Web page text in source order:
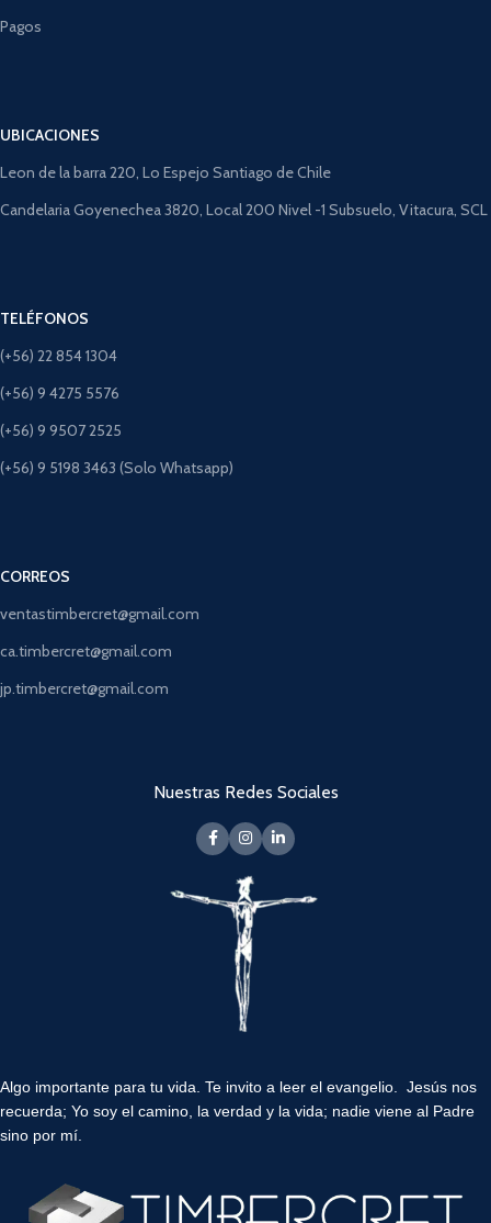
Pagos
UBICACIONES
Leon de la barra 220, Lo Espejo Santiago de Chile
Candelaria Goyenechea 3820, Local 200 Nivel -1 Subsuelo, Vitacura, SCL
TELÉFONOS
(+56) 22 854 1304
(+56) 9 4275 5576
(+56) 9 9507 2525
(+56) 9 5198 3463 (Solo Whatsapp)
CORREOS
ventastimbercret@gmail.com
ca.timbercret@gmail.com
jp.timbercret@gmail.com
Nuestras Redes Sociales
Algo importante para tu vida. Te invito a leer el evangelio. Jesús nos
recuerda; Yo soy el camino, la verdad y la vida; nadie viene al Padre
sino por mí.